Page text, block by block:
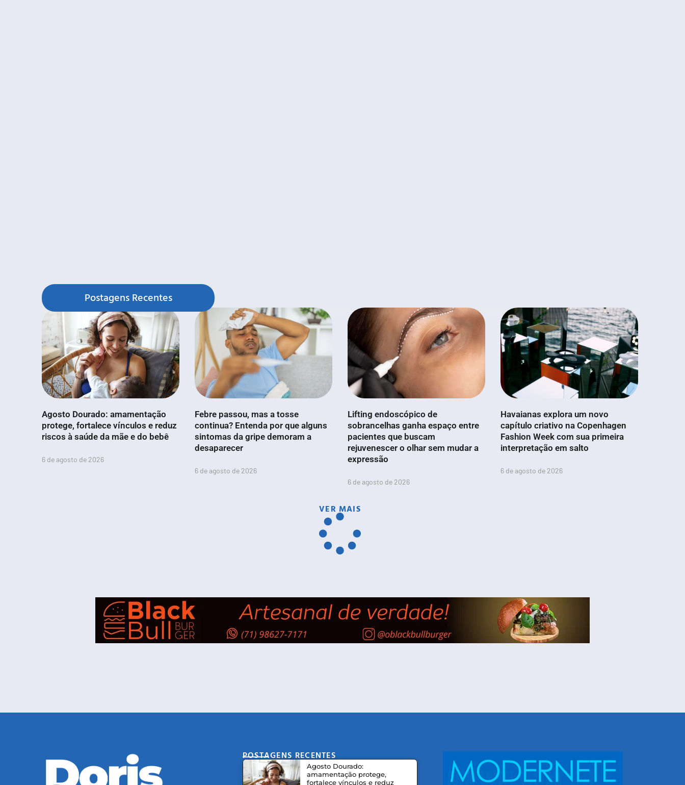
Postagens Recentes
Agosto Dourado: amamentação
protege, fortalece vínculos e reduz
riscos à saúde da mãe e do bebê
6 de agosto de 2026
Febre passou, mas a tosse
continua? Entenda por que alguns
sintomas da gripe demoram a
desaparecer
6 de agosto de 2026
Lifting endoscópico de
sobrancelhas ganha espaço entre
pacientes que buscam
rejuvenescer o olhar sem mudar a
expressão
6 de agosto de 2026
Havaianas explora um novo
capítulo criativo na Copenhagen
Fashion Week com sua primeira
interpretação em salto
6 de agosto de 2026
VER MAIS
POSTAGENS RECENTES
Agosto Dourado:
amamentação protege,
fortalece vínculos e reduz
CONHEÇA DORIS E EQUIPE